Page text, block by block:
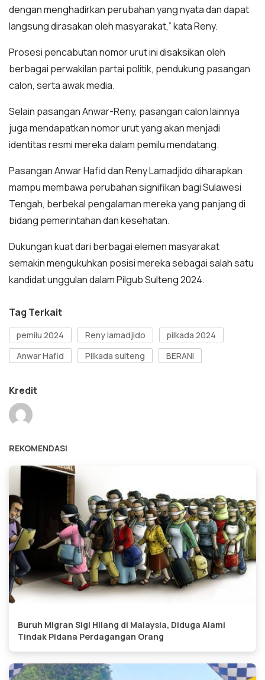
dengan menghadirkan perubahan yang nyata dan dapat
langsung dirasakan oleh masyarakat,” kata Reny.
Prosesi pencabutan nomor urut ini disaksikan oleh
berbagai perwakilan partai politik, pendukung pasangan
calon, serta awak media.
Selain pasangan Anwar-Reny, pasangan calon lainnya
juga mendapatkan nomor urut yang akan menjadi
identitas resmi mereka dalam pemilu mendatang.
Pasangan Anwar Hafid dan Reny Lamadjido diharapkan
mampu membawa perubahan signifikan bagi Sulawesi
Tengah, berbekal pengalaman mereka yang panjang di
bidang pemerintahan dan kesehatan.
Dukungan kuat dari berbagai elemen masyarakat
semakin mengukuhkan posisi mereka sebagai salah satu
kandidat unggulan dalam Pilgub Sulteng 2024.
Tag Terkait
pemilu 2024 Reny lamadjido
pilkada 2024
Anwar Hafid
Pilkada sulteng BERANI
Kredit
REKOMENDASI
Buruh Migran Sigi Hilang di Malaysia, Diduga Alami
Tindak Pidana Perdagangan Orang